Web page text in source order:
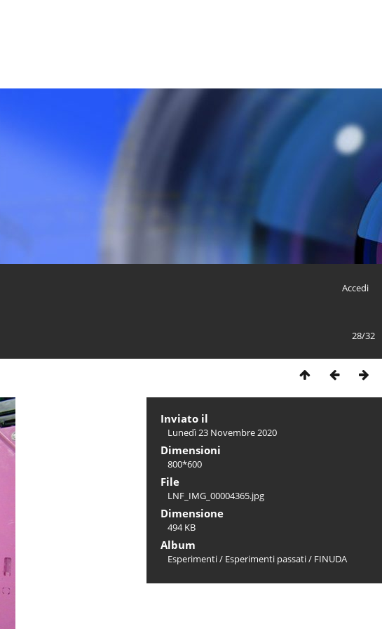
Accedi
28/32
Inviato il
Lunedì 23 Novembre 2020
Dimensioni
800*600
File
LNF_IMG_00004365.jpg
Dimensione
494 KB
Album
Esperimenti/ Esperimenti passati/ FINUDA